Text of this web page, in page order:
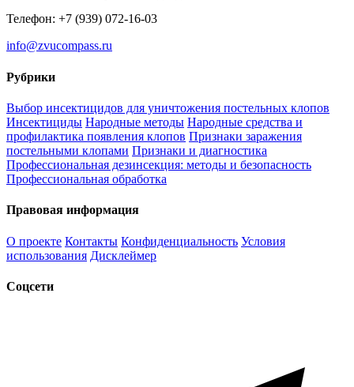
Телефон: +7 (939) 072-16-03
info@zvucompass.ru
Рубрики
Выбор инсектицидов для уничтожения постельных клопов
Инсектициды Народные методы Народные средства и
профилактика появления клопов Признаки заражения
постельными клопами Признаки и диагностика
Профессиональная дезинсекция: методы и безопасность
Профессиональная обработка
Правовая информация
О проекте Контакты Конфиденциальность Условия
использования Дисклеймер
Соцсети